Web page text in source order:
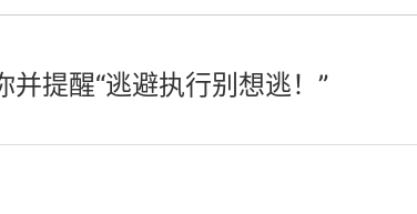
并提醒“逃避执行别想逃！”